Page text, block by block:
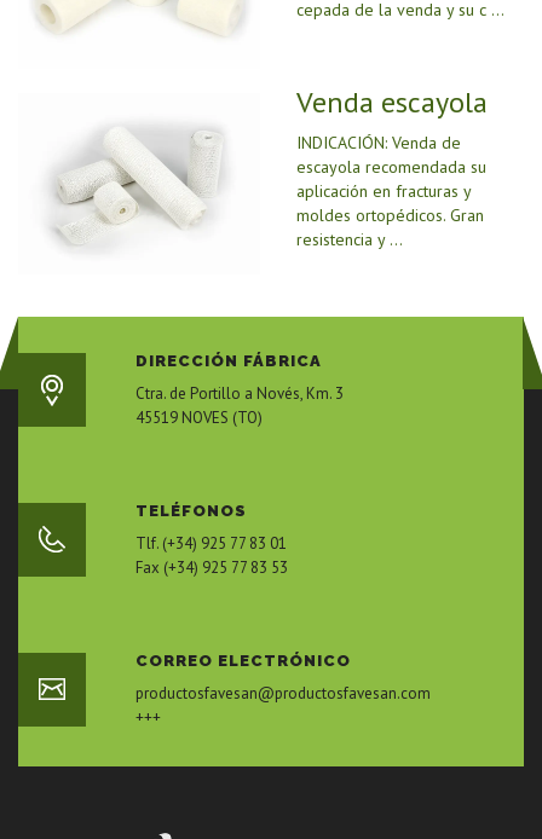
cepada de la venda y su c ...
Venda escayola
INDICACIÓN: Venda de
escayola recomendada su
aplicación en fracturas y
moldes ortopédicos. Gran
resistencia y ...
DIRECCIÓN FÁBRICA
Ctra. de Portillo a Novés, Km. 3
45519 NOVES (TO)
TELÉFONOS
Tlf. (+34) 925 77 83 01
Fax (+34) 925 77 83 53
CORREO ELECTRÓNICO
productosfavesan@productosfavesan.com
+++